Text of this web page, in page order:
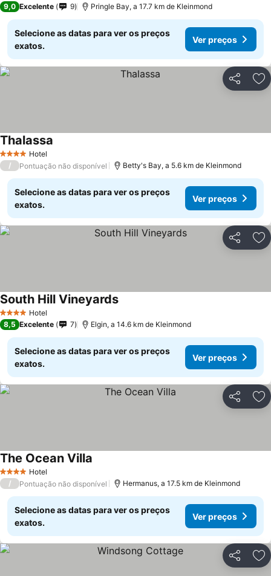
9,0 Excelente 9 Pringle Bay, a 17.7 km de Kleinmond
Selecione as datas para ver os preços
exatos.
Ver preços
Partilhar
4 EstrelasHotel
Thalassa
/ Pontuação não disponível Betty's Bay, a 5.6 km de Kleinmond
Selecione as datas para ver os preços
exatos.
Ver preços
Partilhar
4 EstrelasHotel
South Hill Vineyards
8,5 Excelente 7 Elgin, a 14.6 km de Kleinmond
Selecione as datas para ver os preços
exatos.
Ver preços
Partilhar
4 EstrelasHotel
The Ocean Villa
/ Pontuação não disponível Hermanus, a 17.5 km de Kleinmond
Selecione as datas para ver os preços
exatos.
Ver preços
Partilhar